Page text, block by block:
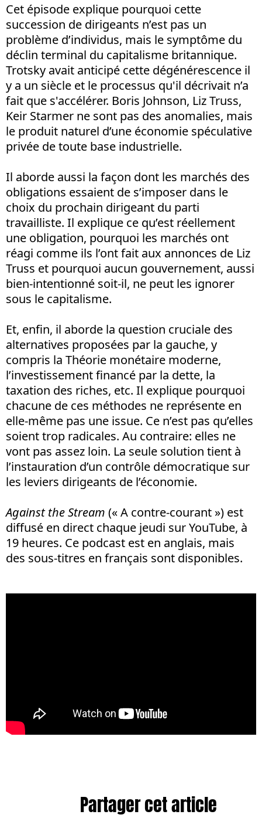
Cet épisode explique pourquoi cette
succession de dirigeants n’est pas un
problème d’individus, mais le symptôme du
déclin terminal du capitalisme britannique.
Trotsky avait anticipé cette dégénérescence il
y a un siècle et le processus qu'il décrivait n’a
fait que s'accélérer. Boris Johnson, Liz Truss,
Keir Starmer ne sont pas des anomalies, mais
le produit naturel d’une économie spéculative
privée de toute base industrielle.
Il aborde aussi la façon dont les marchés des
obligations essaient de s’imposer dans le
choix du prochain dirigeant du parti
travailliste. Il explique ce qu’est réellement
une obligation, pourquoi les marchés ont
réagi comme ils l’ont fait aux annonces de Liz
Truss et pourquoi aucun gouvernement, aussi
bien-intentionné soit-il, ne peut les ignorer
sous le capitalisme.
Et, enfin, il aborde la question cruciale des
alternatives proposées par la gauche, y
compris la Théorie monétaire moderne,
l’investissement financé par la dette, la
taxation des riches, etc. Il explique pourquoi
chacune de ces méthodes ne représente en
elle-même pas une issue. Ce n’est pas qu’elles
soient trop radicales. Au contraire: elles ne
vont pas assez loin. La seule solution tient à
l’instauration d’un contrôle démocratique sur
les leviers dirigeants de l’économie.
Against the Stream (« A contre-courant ») est
diffusé en direct chaque jeudi sur YouTube, à
19 heures. Ce podcast est en anglais, mais
des sous-titres en français sont disponibles.